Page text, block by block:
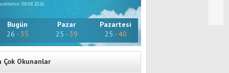
08.08.2026
Bugün
26 - 35
Pazar
25 - 39
Pazartesi
25 - 40
Çok Okunanlar